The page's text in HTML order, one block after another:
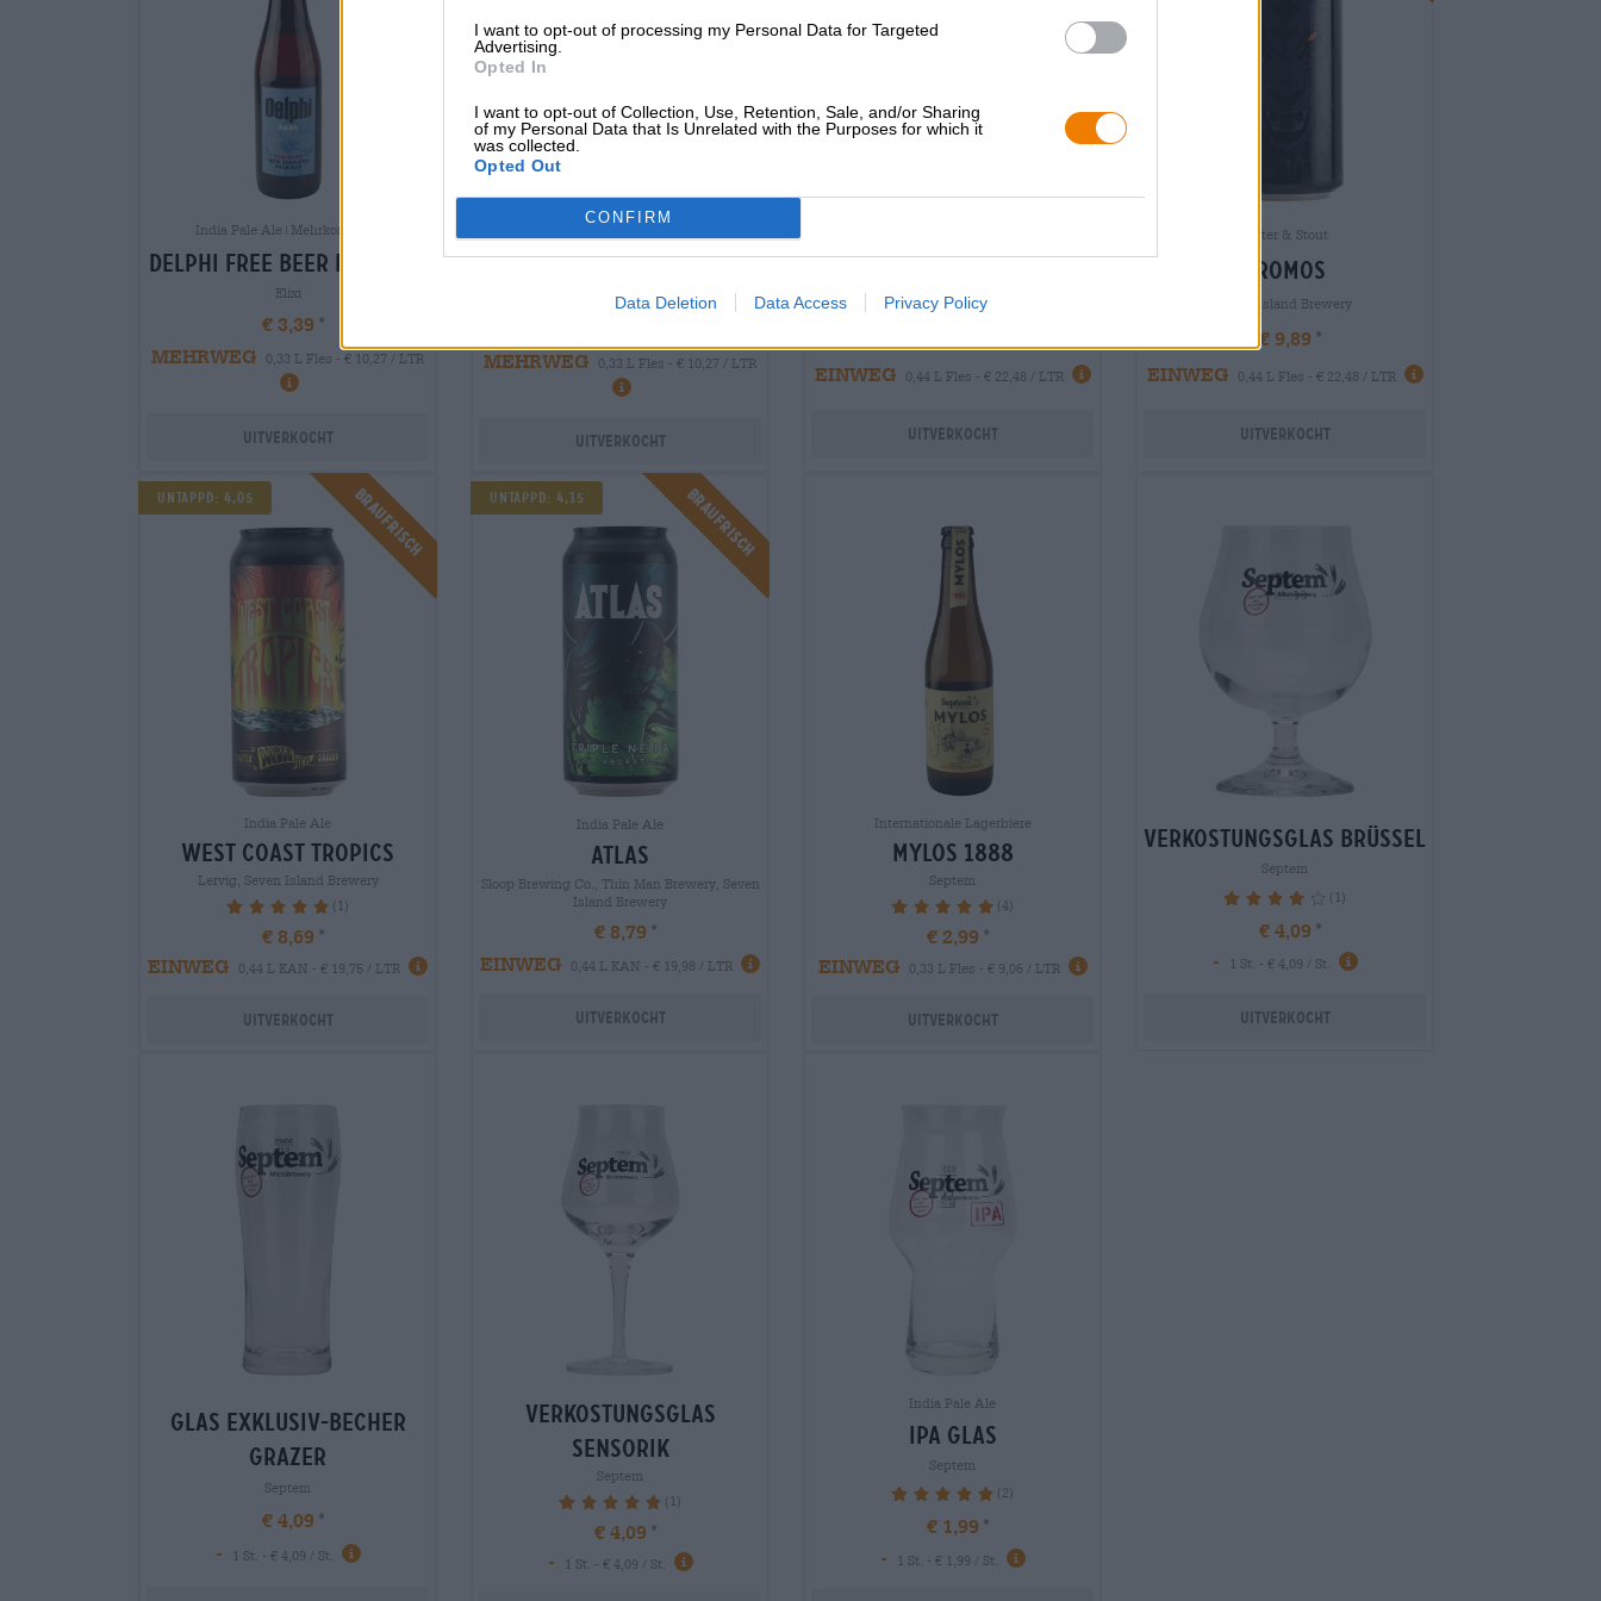
I want to opt-out of processing my Personal Data for Targeted
Advertising.
Opted In
I want to opt-out of Collection, Use, Retention, Sale, and/or Sharing
of my Personal Data that Is Unrelated with the Purposes for which it
was collected.
Opted Out
CONFIRM
Data Deletion Data Access Privacy Policy
India Pale Ale|Mehrkornbiere
delphi free beer hibiscus
Elixi
€ 3,39
MEHRWEG
0,33 L Fles - € 10,27 / LTR
Uitverkocht
Weitere Stile|Frucht-, Kräuter-, und
Elixi
MEHRWEG
0,33 L Fles - € 10,27 / LTR
Uitverkocht
Seven Island Brewery
EINWEG
0,44 L Fles - € 22,48 / LTR
Uitverkocht
Porter & Stout
tromos
Seven Island Brewery
€ 9,89
EINWEG
0,44 L Fles - € 22,48 / LTR
Uitverkocht
Braufrisch
UNTAPPD: 4,05
India Pale Ale
west coast tropics
Lervig, Seven Island Brewery
100% (1)
€ 8,69
EINWEG
0,44 L KAN - € 19,75 / LTR
Uitverkocht
Braufrisch
UNTAPPD: 4,15
India Pale Ale
atlas
Sloop Brewing Co., Thin Man Brewery, Seven
Island Brewery
€ 8,79
EINWEG
0,44 L KAN - € 19,98 / LTR
Uitverkocht
Internationale Lagerbiere
mylos 1888
Septem
100% (4)
€ 2,99
EINWEG
0,33 L Fles - € 9,06 / LTR
Uitverkocht
verkostungsglas brüssel
Septem
80% (1)
€ 4,09
-
1 St. - € 4,09 / St.
Uitverkocht
glas exklusiv-becher
grazer
Septem
€ 4,09
-
1 St. - € 4,09 / St.
verkostungsglas
sensorik
Septem
100% (1)
€ 4,09
-
1 St. - € 4,09 / St.
India Pale Ale
ipa glas
Septem
100% (2)
€ 1,99
-
1 St. - € 1,99 / St.